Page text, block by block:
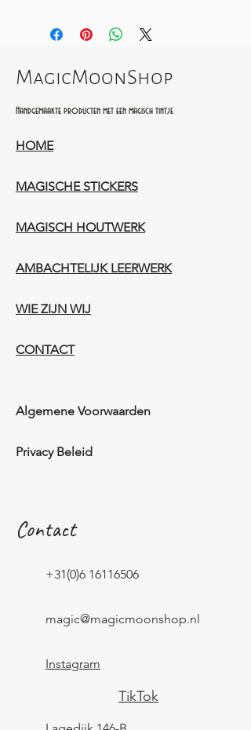
MagicMoonShop
Handgemaakte producten met een magisch tintje
HOME
MAGISCHE STICKERS
MAGISCH HOUTWERK
AMBACHTELIJK LEERWERK​
WIE ZIJN WIJ​​
CONTACT
Algemene Voorwaarden
Privacy Beleid
Contact
+31(0)6 16116506
magic@magicmoonshop.nl
Instagram
TikTok